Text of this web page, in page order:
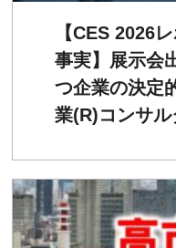
【CES 2026
事実】展示会
つ企業の決定
業(R)コンサ